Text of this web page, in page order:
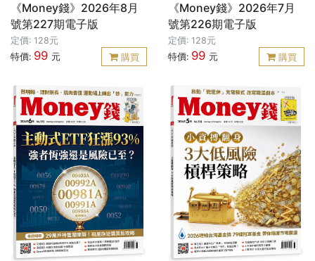
《Money錢》2026年8月
號第227期電子版
定價: 128元
特價: 99 元 購買
《Money錢》2026年7月
號第226期電子版
定價: 128元
特價: 99 元 購買